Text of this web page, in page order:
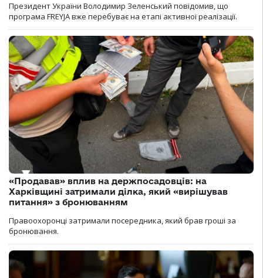
Президент України Володимир Зеленський повідомив, що
програма FREYJA вже перебуває на етапі активної реалізації.
«Продавав» вплив на держпосадовців: на
Харківщині затримали ділка, який «вирішував
питання» з бронюванням
Правоохоронці затримали посередника, який брав гроші за
бронювання.